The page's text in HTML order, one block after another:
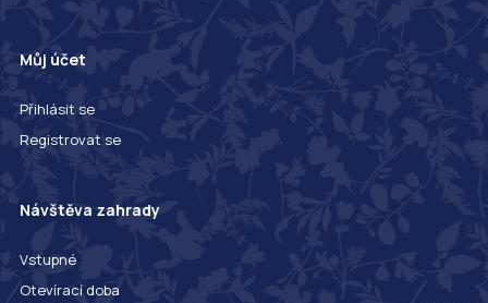
Můj účet
Přihlásit se
Registrovat se
Návštěva zahrady
Vstupné
Otevírací doba